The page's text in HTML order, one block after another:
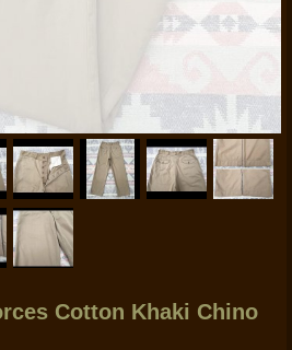
Cotton Khaki Chino